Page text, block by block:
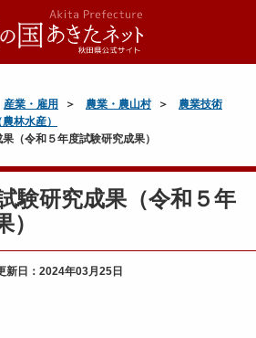
産業・雇用 農業・農山村
農業技術
林水産）
（令和５年度試験研究成果）
験研究成果（令和５年
新日： 2024年03月25日